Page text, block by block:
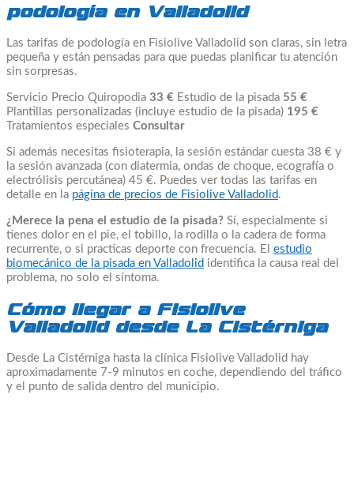
podología en Valladolid
Las tarifas de podología en Fisiolive Valladolid son claras, sin letra
pequeña y están pensadas para que puedas planificar tu atención
sin sorpresas.
Servicio Precio Quiropodia 33 € Estudio de la pisada 55 €
Plantillas personalizadas (incluye estudio de la pisada) 195 €
Tratamientos especiales Consultar
Si además necesitas fisioterapia, la sesión estándar cuesta 38 € y
la sesión avanzada (con diatermia, ondas de choque, ecografía o
electrólisis percutánea) 45 €. Puedes ver todas las tarifas en
detalle en la página de precios de Fisiolive Valladolid .
¿Merece la pena el estudio de la pisada? Sí, especialmente si
tienes dolor en el pie, el tobillo, la rodilla o la cadera de forma
recurrente, o si practicas deporte con frecuencia. El estudio
biomecánico de la pisada en Valladolid identifica la causa real del
problema, no solo el síntoma.
Cómo llegar a Fisiolive
Valladolid desde La Cistérniga
Desde La Cistérniga hasta la clínica Fisiolive Valladolid hay
aproximadamente 7-9 minutos en coche, dependiendo del tráfico
y el punto de salida dentro del municipio.